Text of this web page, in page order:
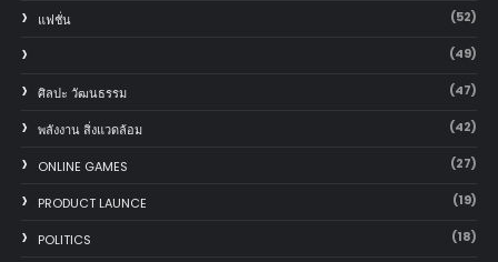
แฟชั่น (52)
(49)
ศิลปะ วัฒนธรรม (47)
พลังงาน สิ่งแวดล้อม (42)
ONLINE GAMES (27)
PRODUCT LAUNCE (19)
POLITICS (18)